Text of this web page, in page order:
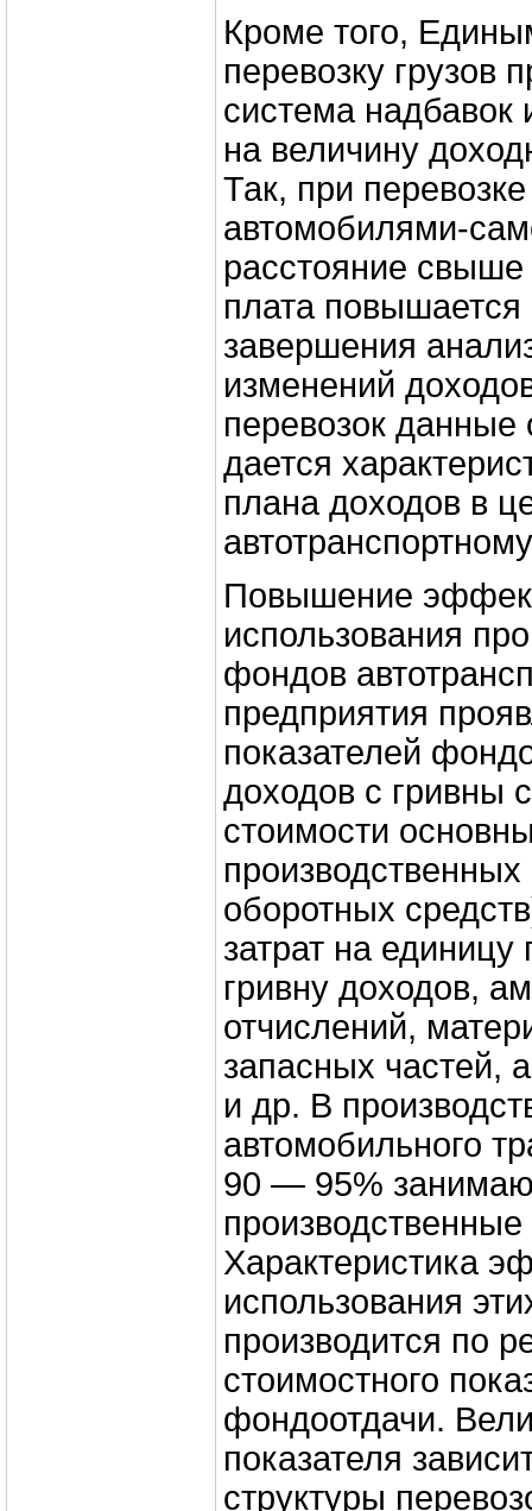
Кроме того,
перевозку грузов
система
на величину
Так, при перевозке
автомобилями-
расстояние
плата
завершения
изменений
перевозок
дается
плана доходов в
Повышение
использования
фондов
предприятия
показателей
доходов с гривны
стоимости
оборотных
затрат на единицу
гривну доходов,
отчислений,
запасных частей,
и др. В
автомобильного
90 — 95%
Характеристика
использования
производится по
стоимостного
фондоотдачи.
показателя
структуры